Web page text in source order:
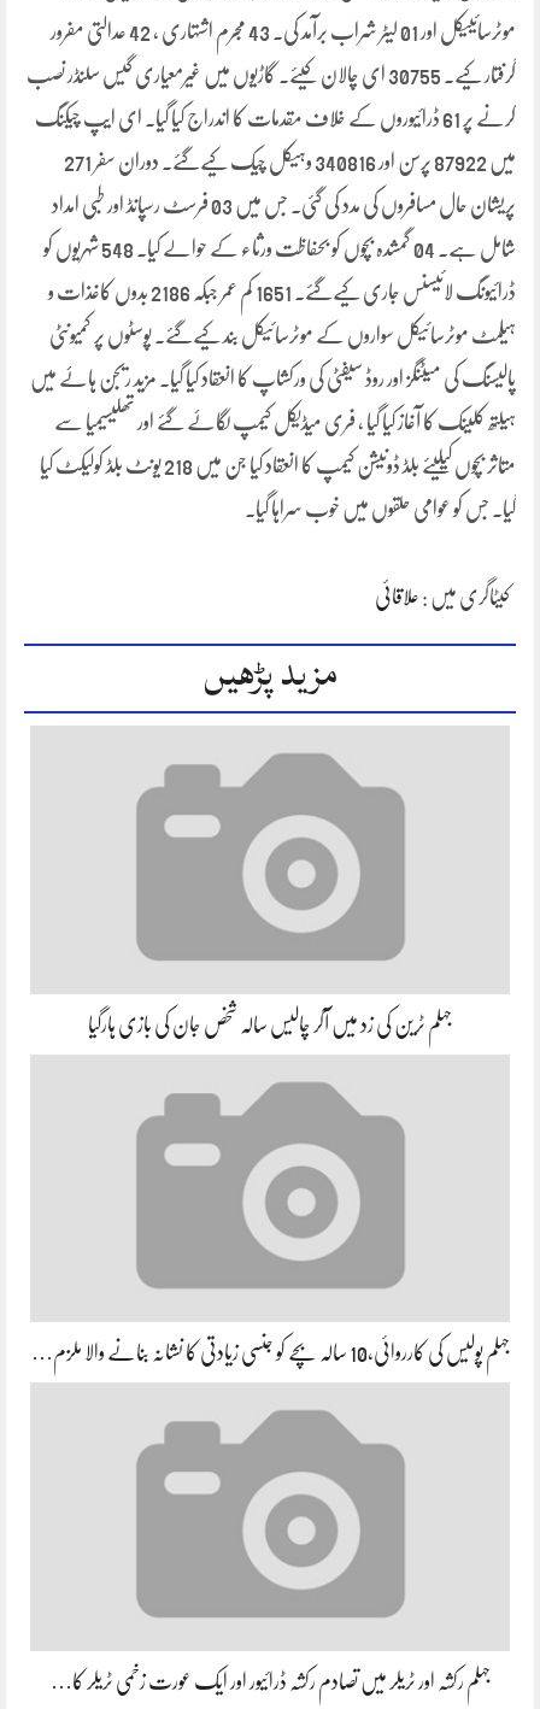
موٹرسائییکل اور 01 لیٹر شراب برآمد کی۔ 43 مجرم اشتہاری ، 42 عدالتی مفرور
گرفتار کیے۔ 30755 ای چالان کیۓ۔ گاڑیوں میں غیرمعیاری گیس سلنڈر نصب
کرنے پر 61 ڈرائیوروں کے خلاف مقدمات کا اندراج کیا گیا۔ ای ایپ چیکنگ
میں 87922 پرسن اور 340816 وہیکل چیک کیےگئے۔ دوران سفر 271
پریشان حال مسافروں کی مدد کی گئی۔ جس میں 03 فرسٹ رسپانڈ اور طبی امداد
شامل ہے۔ 04 گمشدہ بچوں کو بحفاظت ورثاء کے حوالے کیا۔ 548 شہریوں کو
ڈرائیونگ لائیسنس جاری کیےگئے۔ 1651 کم عمر جبکہ 2186 بدوں کاغذات و
ہیلمٹ موٹرسائیکل سواروں کے موٹرسائیکل بند کیےگئے۔ پوسٹوں پر کمیونٹی
پالیسنگ کی میٹنگز اور روڈ سیفٹی کی ورکشاپ کا انعقاد کیا گیا۔ مزید ریجن ہاۓ میں
ہیلتھ کلینک کا آغاز کیا گیا ، فری میڈیکل کیمپ لگاۓ گئے اور تھلیسیمیا سے
متاثر بچوں کیلیۓ بلڈ ڈونیشن کیمپ کا انعقاد کیا جن میں 218 یونٹ بلڈ کولیکٹ کیا
گیا۔ جس کو عوامی حلقوں میں خوب سراہا گیا۔
کیٹاگری میں : علاقائی
مزید پڑھیں
جہلم ٹرین کی زد میں آکر چالیس سالہ شخص جان کی بازی ہارگیا
جہلم پولیس کی کارروائی،10 سالہ بچے کو جنسی زیادتی کا نشانہ بنانے والا ملزم…
جہلم رکشہ اور ٹریلر میں تصادم رکشہ ڈرائیور اور ایک عورت زخمی ٹریلر کا…